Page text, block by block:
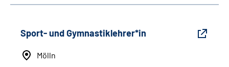
Sport- und Gymnastiklehrer*in
Mölln